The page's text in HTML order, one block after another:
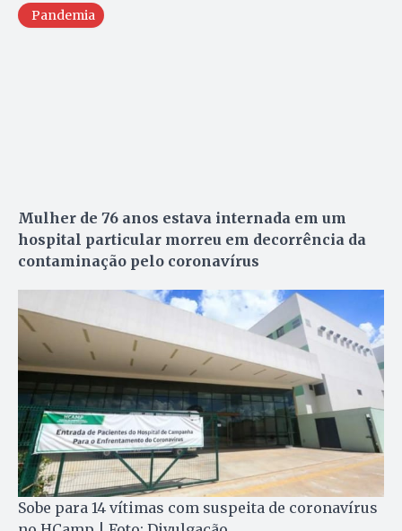
Pandemia
Mulher de 76 anos estava internada em um
hospital particular morreu em decorrência da
contaminação pelo coronavírus
Sobe para 14 vítimas com suspeita de coronavírus